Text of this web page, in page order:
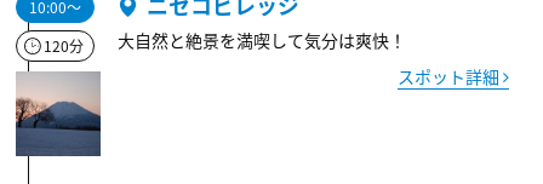
10:00～
120分
大自然と絶景を満喫して気分は爽快！
スポット詳細